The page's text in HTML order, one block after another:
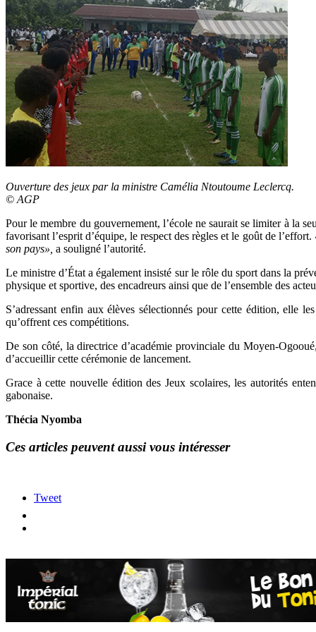
Ouverture des jeux par la ministre Camélia Ntoutoume Leclercq.
© AGP
Pour le membre du gouvernement, l’école ne saurait se limiter à la
favorisant l’esprit d’équipe, le respect des règles et le goût de l’effort.
son pays», a souligné l’autorité.
Le ministre d’État a également insisté sur le rôle du sport dans la
physique et sportive, des encadreurs ainsi que de l’ensemble des
S’adressant enfin aux élèves sélectionnés pour cette édition, elle
qu’offrent ces compétitions.
De son côté, la directrice d’académie provinciale du Moyen-
d’accueillir cette cérémonie de lancement.
Grace à cette nouvelle édition des Jeux scolaires, les autorités
gabonaise.
Thécia Nyomba
Ces articles peuvent aussi vous intéresser
Tweet